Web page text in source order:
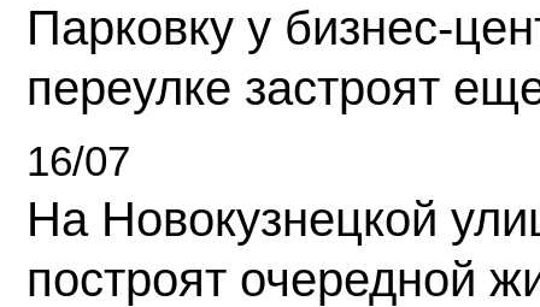
Парковку у бизнес-
переулке застроят
16/07
На Новокузнецкой
построят очередной